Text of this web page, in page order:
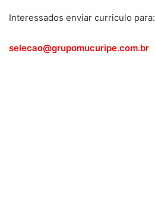
Interessados enviar curriculo para:
selecao@grupomucuripe.com.br